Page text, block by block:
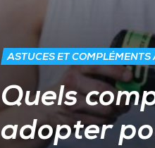
ASTUCES ET COMPLÉMENTS
Quels
adopter